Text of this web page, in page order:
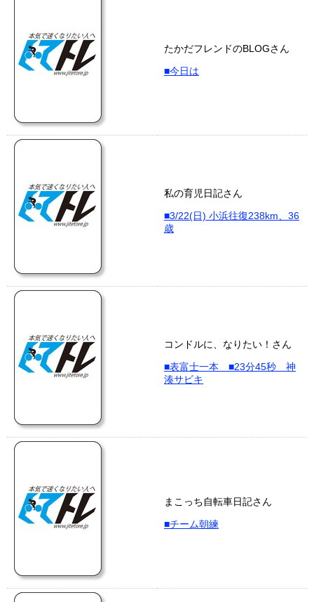
たかだフレンドのBLOGさん
■今日は
私の育児日記さん
■3/22(日) 小浜往復238km、36
歳
コンドルに、なりたい！さん
■表富士一本 ■23分45秒 神
湊サビキ
まこっち自転車日記さん
■チーム朝練